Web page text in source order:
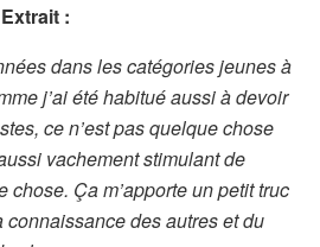
:
dans les catégories jeunes à
j’ai été habitué aussi à devoir
ce n’est pas quelque chose
vachement stimulant de
chose. Ça m’apporte un petit truc
des autres et du